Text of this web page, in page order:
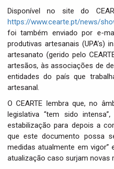
Disponível no site do
https://www.cearte.pt/news/
foi também enviado por e-
produtivas artesanais (UPA’s)
artesanato (gerido pelo
artesãos, às associações de
entidades do país que
artesanal.
O CEARTE lembra que, no
legislativa “tem sido
estabilização para depois a
que este documento possa
medidas atualmente em vigor”
atualização caso surjam novas